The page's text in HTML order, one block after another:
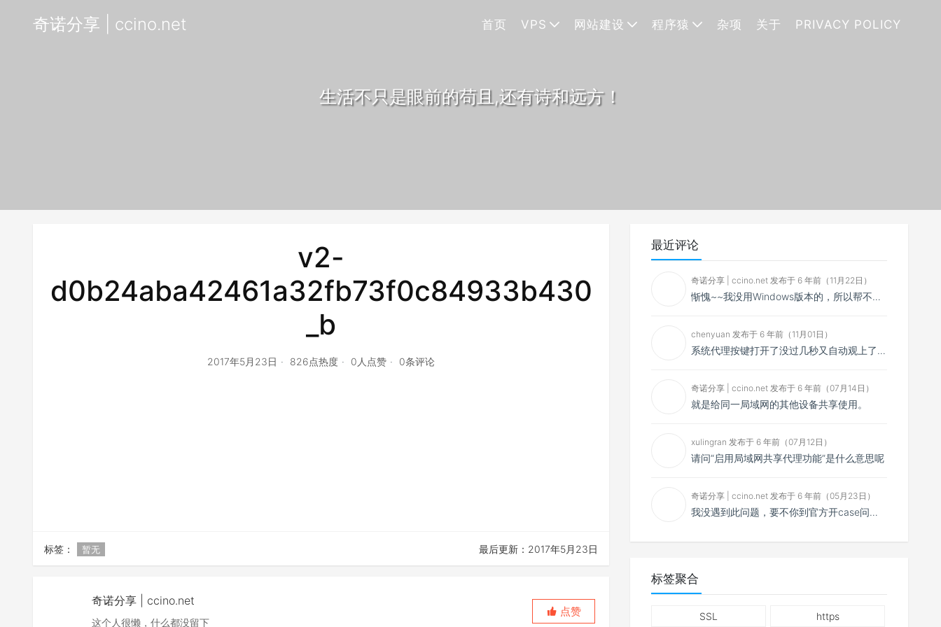
奇诺分享 | ccino.net 首页 VPS 网站建设 程序猿 杂项 关于 PRIVACY POLICY
生活不只是眼前的苟且,还有诗和远方！
v2-
d0b24aba42461a32fb73f0c84933b430
_b
2017年5月23日 826点热度 0人点赞 0条评论
标签： 暂无 最后更新：2017年5月23日
奇诺分享 | ccino.net
这个人很懒，什么都没留下
点赞
最近评论
奇诺分享 | ccino.net 发布于 6 年前（11月22日）
惭愧~~我没用Windows版本的，所以帮不了你~~
chenyuan 发布于 6 年前（11月01日）
系统代理按键打开了没过几秒又自动观上了，导致一直打开不了，是什么问题呢？感谢大佬，请帮帮忙！谢谢！
奇诺分享 | ccino.net 发布于 6 年前（07月14日）
就是给同一局域网的其他设备共享使用。
xulingran 发布于 6 年前（07月12日）
请问“启用局域网共享代理功能”是什么意思呢
奇诺分享 | ccino.net 发布于 6 年前（05月23日）
我没遇到此问题，要不你到官方开case问问看？
标签聚合
SSL https